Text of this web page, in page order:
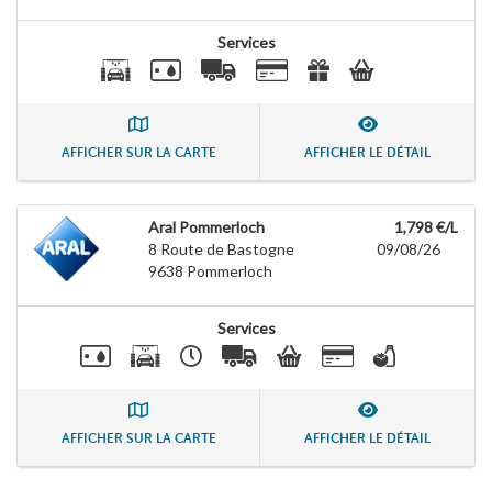
Services
AFFICHER SUR LA CARTE AFFICHER LE DÉTAIL
Aral Pommerloch
8 Route de Bastogne
9638 Pommerloch
1,798 €/L
09/08/26
Services
AFFICHER SUR LA CARTE AFFICHER LE DÉTAIL